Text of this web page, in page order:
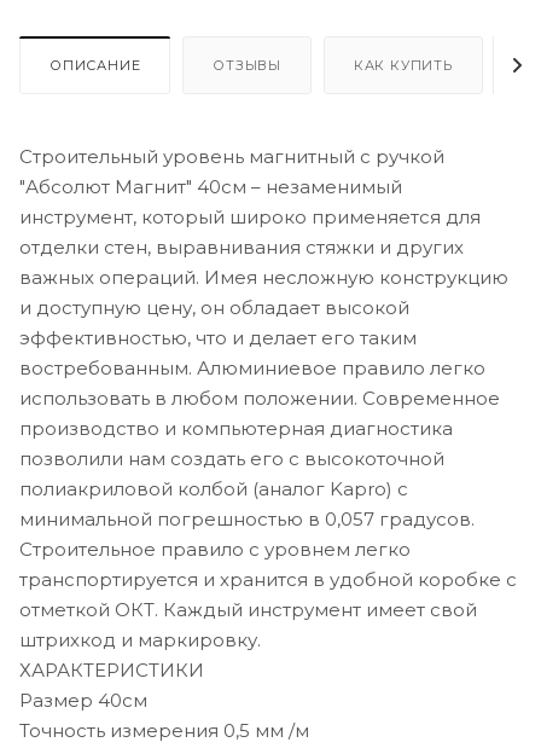
ОПИСАНИЕ ОТЗЫВЫ КАК КУПИТЬ
Строительный уровень магнитный с ручкой
"Абсолют Магнит" 40см – незаменимый
инструмент, который широко применяется для
отделки стен, выравнивания стяжки и других
важных операций. Имея несложную конструкцию
и доступную цену, он обладает высокой
эффективностью, что и делает его таким
востребованным. Алюминиевое правило легко
использовать в любом положении. Современное
производство и компьютерная диагностика
позволили нам создать его с высокоточной
полиакриловой колбой (аналог Kapro) с
минимальной погрешностью в 0,057 градусов.
Строительное правило с уровнем легко
транспортируется и хранится в удобной коробке с
отметкой ОКТ. Каждый инструмент имеет свой
штрихкод и маркировку.
ХАРАКТЕРИСТИКИ
Размер 40см
Точность измерения 0,5 мм /м